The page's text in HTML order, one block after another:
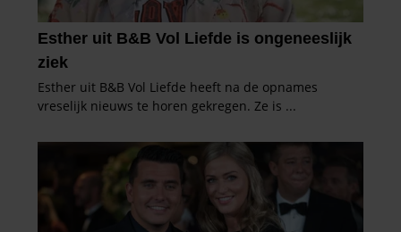
partners voor social media, adverteren en analyse. Deze
partners kunnen deze gegevens combineren met andere
informatie die u aan ze heeft verstrekt of die ze hebben
gaat akkoord met onze cookies als u onze website blijft
gebruiken.